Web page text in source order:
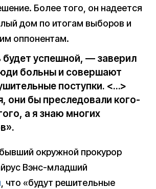
Более того, он надеется
дом по итогам выборов и
оппонентам.
успешной, — заверил
больны и совершают
поступки. <…>
они бы преследовали кого-
а я знаю многих
окружной прокурор
Вэнс-младший
, что «будут решительные